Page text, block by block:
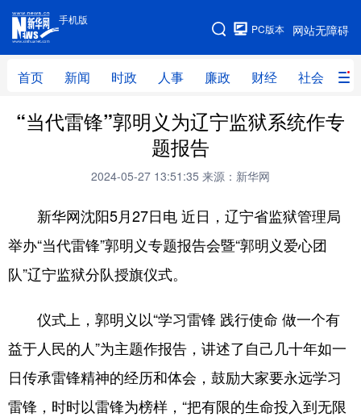
手机版
网站无障碍
PC版本
首页 新闻 时政 人事 廉政 财经 社会 科
手机版
网站地图
首页 新闻 时政 人事
体育 视频 直播 无人机
地方频道
北京 天津 河北 山西
辽宁 吉林 上海 江苏
浙江 安徽 福建 江西
“当代雷锋”郭明义为辽宁监狱系统作专
题报告
2024-05-27 13:51:35 来源：新华网
新华网沈阳5月27日电 近日，辽宁省监狱管理局
举办“当代雷锋”郭明义专题报告会暨“郭明义爱心团
队”辽宁监狱分队授旗仪式。
仪式上，郭明义以“学习雷锋 践行使命 做一个有
益于人民的人”为主题作报告，讲述了自己几十年如一
日传承雷锋精神的经历和体会，鼓励大家要永远学习
雷锋，时时以雷锋为榜样，“把有限的生命投入到无限